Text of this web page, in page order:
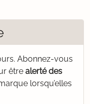
Abonnez-vous
être alerté des
lorsqu’elles